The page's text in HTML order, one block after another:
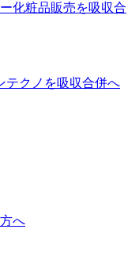
化粧品販売を吸収合
テクノを吸収合併へ
へ